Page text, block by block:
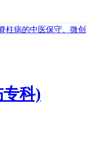
柱病的中医保守、微创
科)